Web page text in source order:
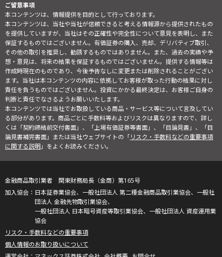
ご留意事項
本コンテンツは、情報提供を目的として行っております。
本コンテンツは、当社や当社が信頼できると考える情報源から提供されたもの
を提供していますが、当社はその正確性や完全性について意見を表明し、また
保証するものではございません。有価証券の購入、売却、デリバティブ取引、
その他の取引を推奨し、勧誘するものではありません。また、過去の実績や予
想・意見は、将来の結果を保証するものではございません。提供する情報等は
作成時現在のものであり、今後予告なしに変更または削除されることがござい
ます。当社は本コンテンツの内容に依拠してお客様が取った行動の結果に対し
責任を負うものではございません。投資にかかる最終決定は、お客様ご自身の
判断と責任でなさるようお願いいたします。
本コンテンツでは当社でお取扱している商品・サービス等について言及してい
る部分があります。商品ごとに手数料等およびリスクは異なりますので、詳し
くは「契約締結前交付書面」、「上場有価証券等書面」、「目論見書」、「目
論見書補完書面」または当社ウェブサイトの「リスク・手数料などの重要事項
に関する説明」をよくお読みください。
金融商品取引業者 関東財務局長（金商）第165号
日本証券業協会、一般社団法人 第二種金融商品取引業協会、一般社
団法人 金融先物取引業協会、
一般社団法人 日本暗号資産等取引業協会、一般社団法人 資産運用業
協会
リスク・手数料などの重要事項
個人情報のお取り扱いについて